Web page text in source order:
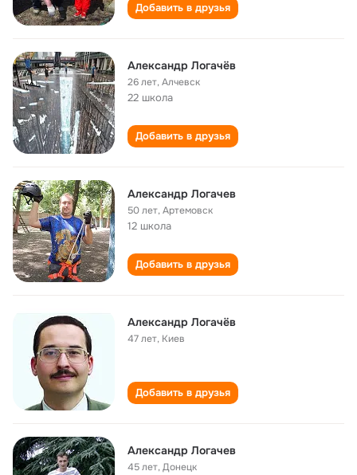
Добавить в друзья
Александр Логачёв
26 лет,Алчевск
22 школа
Добавить в друзья
Александр Логачев
50 лет,Артемовск
12 школа
Добавить в друзья
Александр Логачёв
47 лет, Киев
Добавить в друзья
Александр Логачев
45 лет,Донецк